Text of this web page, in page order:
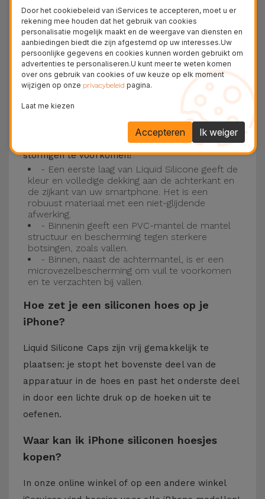
15, 14, 13, 12 onder meer en het nieuwste model
van de Apple, deiPhone 16eniPhone 17.
Drie-laagse bescherming met de
siliconen kappen
Onze iPhone siliconen hoesjes hebben een
robuuste, kwalitatieve constructie met een
drielaagse constructie om ongelukken en
storingen te voorkomen!
- Een eerste laag van Liquid Silicone geeft de
kleur en volledige dekking aan de achterkant en
de zijkant van uw smartphone. Het is een
robuust materiaal met een niet-glijdende
afwerking.
- Binnenin geeft een PVC-mantel de mantel
structuur en bescherming tegen sterkere
botsingen, zoals vallen.
- Binnen, naast de achtermantel, is er een
microvezelbescherming om vuil te voorkomen
en te verzachten bij vallen.
Hoe zet je een siliconen hoes op je
iPhone?
Liquid Silicone Caps zijn vrij gemakkelijk te
plaatsen: je stopt het bovenste deel van de
apparatuur in de hoes en past het onderste deel
in door een lichte druk op de hoeken uit te
oefenen.
Waar kan ik iPhone siliconen hoesjes
kopen?
In onze online winkel of op een andere winkel
Door het cookiebeleid van iServices te accepteren, moet u er
rekening mee houden dat het gebruik van cookies
personalisatie mogelijk maakt en de weergave van diensten en
aanbiedingen biedt die zijn afgestemd op uw interesses.Uw
persoonlijke gegevens en cookies kunnen worden gebruikt om
advertenties te personaliseren.U kunt meer te weten komen
over ons gebruik van cookies of uw keuze op elk moment
wijzigen op onze privacybeleid pagina.
Laat me kiezen
Ik weiger
Accepteren